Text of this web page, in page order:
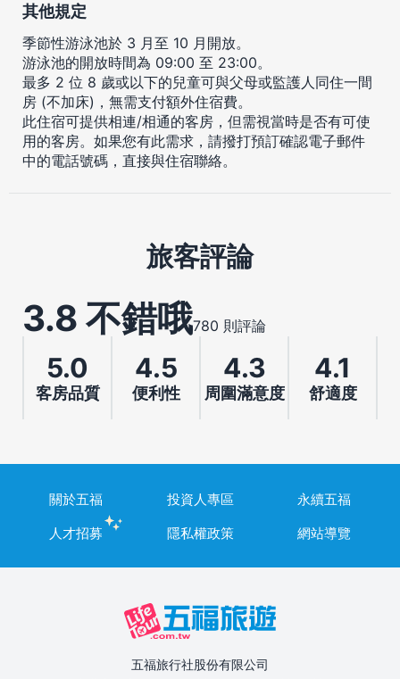
其他規定
季節性游泳池於 3 月至 10 月開放。
游泳池的開放時間為 09:00 至 23:00。
最多 2 位 8 歲或以下的兒童可與父母或監護人同住一間
房 (不加床)，無需支付額外住宿費。
此住宿可提供相連/相通的客房，但需視當時是否有可使
用的客房。如果您有此需求，請撥打預訂確認電子郵件
中的電話號碼，直接與住宿聯絡。
旅客評論
3.8 不錯哦780 則評論
5.0
客房品質
4.5
便利性
4.3
周圍滿意度
4.1
舒適度
關於五福 投資人專區
永續五福
人才招募
隱私權政策 網站導覽
五福旅行社股份有限公司